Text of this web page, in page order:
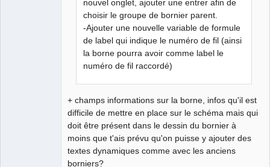
nouvel onglet, ajouter une entrer afin de
choisir le groupe de bornier parent.
-Ajouter une nouvelle variable de formule
de label qui indique le numéro de fil (ainsi
la borne pourra avoir comme label le
numéro de fil raccordé)
+ champs informations sur la borne, infos qu'il est
difficile de mettre en place sur le schéma mais qui
doit être présent dans le dessin du bornier à
moins que t'ais prévu qu'on puisse y ajouter des
textes dynamiques comme avec les anciens
borniers?